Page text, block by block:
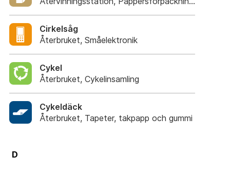
Cirkelsåg
Återbruket, Småelektronik
Cykel
Återbruket, Cykelinsamling
Cykeldäck
Återbruket, Tapeter, takpapp och gummi
D